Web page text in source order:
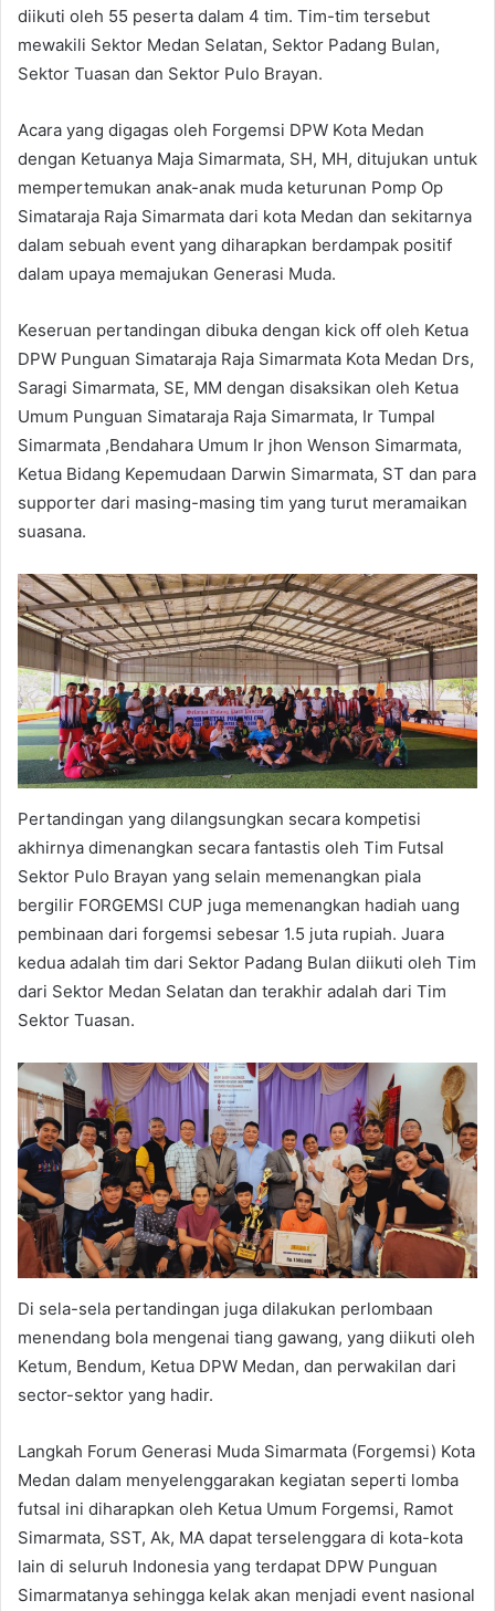
diikuti oleh 55 peserta dalam 4 tim. Tim-tim tersebut
mewakili Sektor Medan Selatan, Sektor Padang Bulan,
Sektor Tuasan dan Sektor Pulo Brayan.
Acara yang digagas oleh Forgemsi DPW Kota Medan
dengan Ketuanya Maja Simarmata, SH, MH, ditujukan untuk
mempertemukan anak-anak muda keturunan Pomp Op
Simataraja Raja Simarmata dari kota Medan dan sekitarnya
dalam sebuah event yang diharapkan berdampak positif
dalam upaya memajukan Generasi Muda.
Keseruan pertandingan dibuka dengan kick off oleh Ketua
DPW Punguan Simataraja Raja Simarmata Kota Medan Drs,
Saragi Simarmata, SE, MM dengan disaksikan oleh Ketua
Umum Punguan Simataraja Raja Simarmata, Ir Tumpal
Simarmata ,Bendahara Umum Ir jhon Wenson Simarmata,
Ketua Bidang Kepemudaan Darwin Simarmata, ST dan para
supporter dari masing-masing tim yang turut meramaikan
suasana.
Pertandingan yang dilangsungkan secara kompetisi
akhirnya dimenangkan secara fantastis oleh Tim Futsal
Sektor Pulo Brayan yang selain memenangkan piala
bergilir FORGEMSI CUP juga memenangkan hadiah uang
pembinaan dari forgemsi sebesar 1.5 juta rupiah. Juara
kedua adalah tim dari Sektor Padang Bulan diikuti oleh Tim
dari Sektor Medan Selatan dan terakhir adalah dari Tim
Sektor Tuasan.
Di sela-sela pertandingan juga dilakukan perlombaan
menendang bola mengenai tiang gawang, yang diikuti oleh
Ketum, Bendum, Ketua DPW Medan, dan perwakilan dari
sector-sektor yang hadir.
Langkah Forum Generasi Muda Simarmata (Forgemsi) Kota
Medan dalam menyelenggarakan kegiatan seperti lomba
futsal ini diharapkan oleh Ketua Umum Forgemsi, Ramot
Simarmata, SST, Ak, MA dapat terselenggara di kota-kota
lain di seluruh Indonesia yang terdapat DPW Punguan
Simarmatanya sehingga kelak akan menjadi event nasional